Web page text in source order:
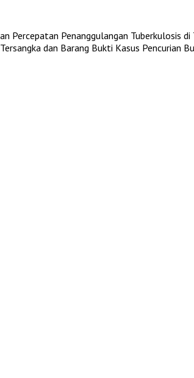
Percepatan Penanggulangan Tuberkulosis di
dan Barang Bukti Kasus Pencurian